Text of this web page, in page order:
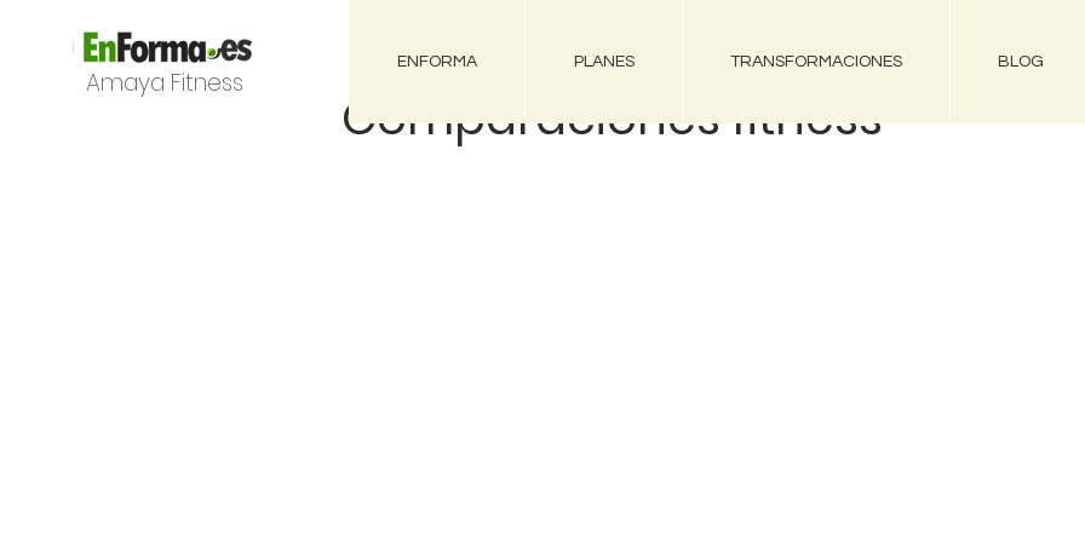
Amaya Fitness
ENFORMA PLANES TRANSFORMACIONES BLOG
Comparaciones fitness